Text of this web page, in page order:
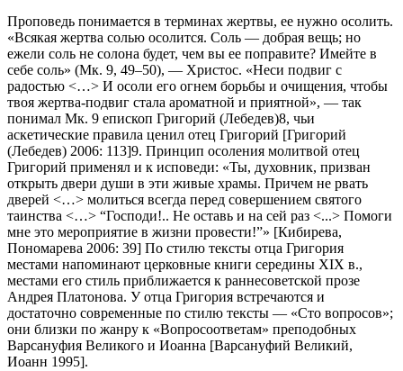
Проповедь понимается в терминах жертвы, ее нужно осолить.
«Всякая жертва солью осолится. Соль — добрая вещь; но
ежели соль не солона будет, чем вы ее поправите? Имейте в
себе соль» (Мк. 9, 49–50), — Христос. «Неси подвиг с
радостью <…> И осоли его огнем борьбы и очищения, чтобы
твоя жертва-подвиг стала ароматной и приятной», — так
понимал Мк. 9 епископ Григорий (Лебедев)8, чьи
аскетические правила ценил отец Григорий [Григорий
(Лебедев) 2006: 113]9. Принцип осоления молитвой отец
Григорий применял и к исповеди: «Ты, духовник, призван
открыть двери души в эти живые храмы. Причем не рвать
дверей <…> молиться всегда перед совершением святого
таинства <…> “Господи!.. Не оставь и на сей раз <...> Помоги
мне это мероприятие в жизни провести!”» [Кибирева,
Пономарева 2006: 39] По стилю тексты отца Григория
местами напоминают церковные книги середины XIX в.,
местами его стиль приближается к раннесоветской прозе
Андрея Платонова. У отца Григория встречаются и
достаточно современные по стилю тексты — «Сто вопросов»;
они близки по жанру к «Вопросоответам» преподобных
Варсануфия Великого и Иоанна [Варсануфий Великий,
Иоанн 1995].